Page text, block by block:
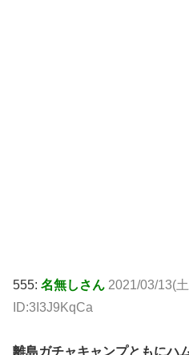
555: 名無しさん 2021/03/13(
ID:3I3J9KqCa
離島ガチャキャンプともにハ